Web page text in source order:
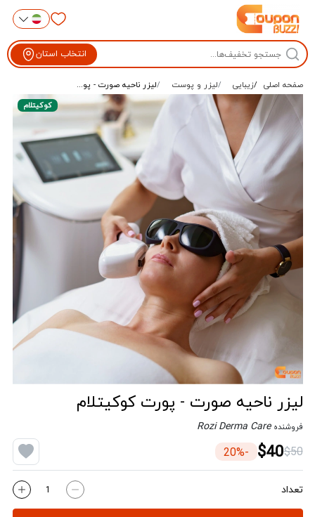
انتخاب استان
صفحه اصلی زیبایی لیزر و پوست لیزر ناحیه صورت - پو...
کوکیتلام
لیزر ناحیه صورت - پورت کوکیتلام
فروشنده Rozi Derma Care
$50
$40
-20%
تعداد